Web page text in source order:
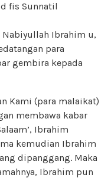
fis Sunnatil
Nabiyullah Ibrahim u,
para
gembira kepada
Kami (para malaikat)
membawa kabar
Ibrahim
kemudian Ibrahim
dipanggang. Maka
Ibrahim pun